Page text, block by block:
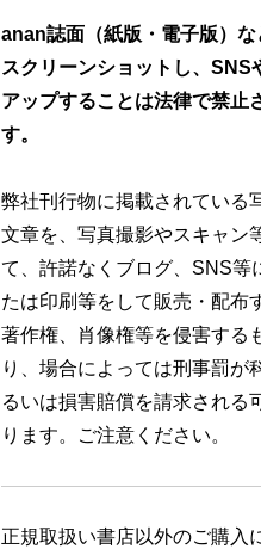
anan誌面（紙版・電子版）な
スクリーンショットし、SNS
アップすることは法律で禁止
す。
弊社刊行物に掲載されている
文章を、写真撮影やスキャン
て、許諾なくブログ、SNS等
たは印刷等をして販売・配布
著作権、肖像権等を侵害する
り、場合によっては刑事罰が
るいは損害賠償を請求される
ります。ご注意ください。
正規取扱い書店以外のご購入